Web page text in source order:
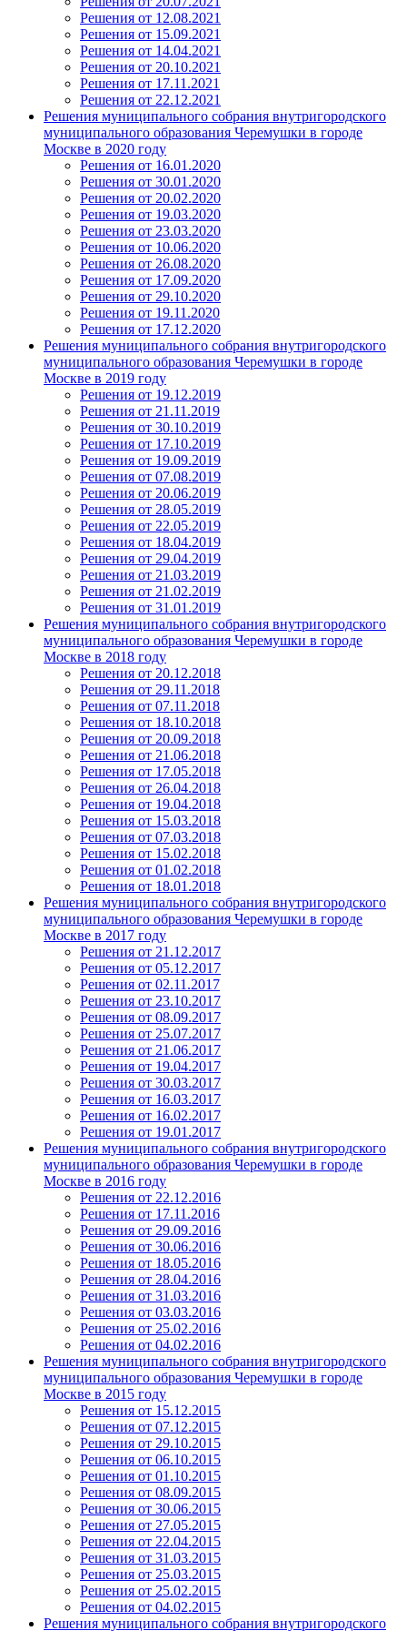
Решения от 12.08.2021
Решения от 15.09.2021
Решения от 14.04.2021
Решения от 20.10.2021
Решения от 17.11.2021
Решения от 22.12.2021
Решения муниципального собрания внутригородского
муниципального образования Черемушки в городе
Москве в 2020 году
Решения от 16.01.2020
Решения от 30.01.2020
Решения от 20.02.2020
Решения от 19.03.2020
Решения от 23.03.2020
Решения от 10.06.2020
Решения от 26.08.2020
Решения от 17.09.2020
Решения от 29.10.2020
Решения от 19.11.2020
Решения от 17.12.2020
Решения муниципального собрания внутригородского
муниципального образования Черемушки в городе
Москве в 2019 году
Решения от 19.12.2019
Решения от 21.11.2019
Решения от 30.10.2019
Решения от 17.10.2019
Решения от 19.09.2019
Решения от 07.08.2019
Решения от 20.06.2019
Решения от 28.05.2019
Решения от 22.05.2019
Решения от 18.04.2019
Решения от 29.04.2019
Решения от 21.03.2019
Решения от 21.02.2019
Решения от 31.01.2019
Решения муниципального собрания внутригородского
муниципального образования Черемушки в городе
Москве в 2018 году
Решения от 20.12.2018
Решения от 29.11.2018
Решения от 07.11.2018
Решения от 18.10.2018
Решения от 20.09.2018
Решения от 21.06.2018
Решения от 17.05.2018
Решения от 26.04.2018
Решения от 19.04.2018
Решения от 15.03.2018
Решения от 07.03.2018
Решения от 15.02.2018
Решения от 01.02.2018
Решения от 18.01.2018
Решения муниципального собрания внутригородского
муниципального образования Черемушки в городе
Москве в 2017 году
Решения от 21.12.2017
Решения от 05.12.2017
Решения от 02.11.2017
Решения от 23.10.2017
Решения от 08.09.2017
Решения от 25.07.2017
Решения от 21.06.2017
Решения от 19.04.2017
Решения от 30.03.2017
Решения от 16.03.2017
Решения от 16.02.2017
Решения от 19.01.2017
Решения муниципального собрания внутригородского
муниципального образования Черемушки в городе
Москве в 2016 году
Решения от 22.12.2016
Решения от 17.11.2016
Решения от 29.09.2016
Решения от 30.06.2016
Решения от 18.05.2016
Решения от 28.04.2016
Решения от 31.03.2016
Решения от 03.03.2016
Решения от 25.02.2016
Решения от 04.02.2016
Решения муниципального собрания внутригородского
муниципального образования Черемушки в городе
Москве в 2015 году
Решения от 15.12.2015
Решения от 07.12.2015
Решения от 29.10.2015
Решения от 06.10.2015
Решения от 01.10.2015
Решения от 08.09.2015
Решения от 30.06.2015
Решения от 27.05.2015
Решения от 22.04.2015
Решения от 31.03.2015
Решения от 25.03.2015
Решения от 25.02.2015
Решения от 04.02.2015
Решения муниципального собрания внутригородского